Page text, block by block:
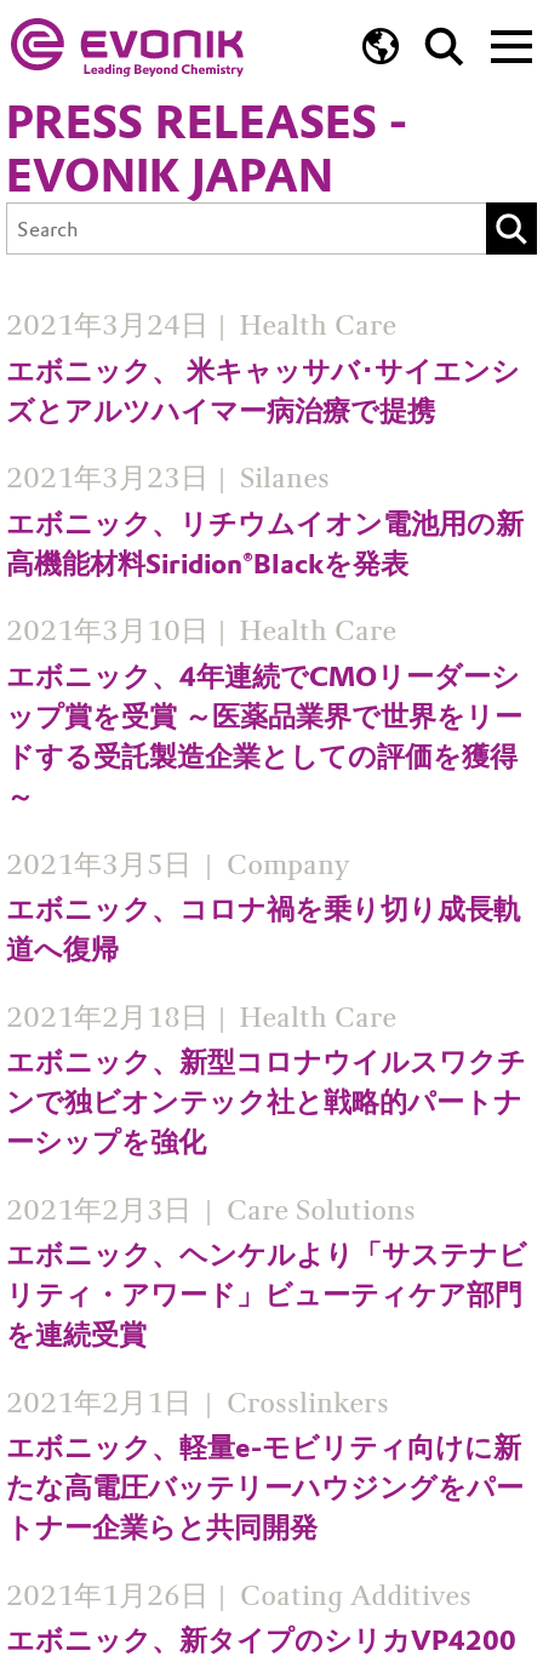
PRESS RELEASES -
EVONIK JAPAN
2021年3月24日
エボニック、 米キャッサバ･サイエンシ
ズとアルツハイマー病治療で提携
Health Care
2021年3月23日
エボニック、リチウムイオン電池用の新
高機能材料Siridion®Blackを発表
Silanes
2021年3月10日
エボニック、4年連続でCMOリーダーシ
ップ賞を受賞 ～医薬品業界で世界をリー
ドする受託製造企業としての評価を獲得
～
Health Care
2021年3月5日
エボニック、コロナ禍を乗り切り成長軌
道へ復帰
Company
2021年2月18日
エボニック、新型コロナウイルスワクチ
ンで独ビオンテック社と戦略的パートナ
ーシップを強化
Health Care
2021年2月3日
エボニック、ヘンケルより「サステナビ
リティ・アワード」ビューティケア部門
を連続受賞
Care Solutions
2021年2月1日
エボニック、軽量e-モビリティ向けに新
たな高電圧バッテリーハウジングをパー
トナー企業らと共同開発
Crosslinkers
2021年1月26日
エボニック、新タイプのシリカVP4200
Coating Additives